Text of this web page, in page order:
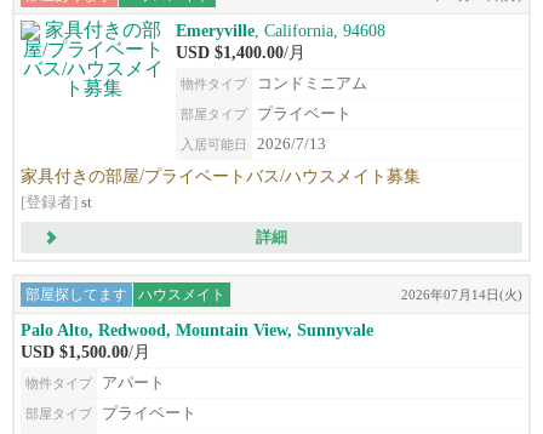
Emeryville , California, 94608
USD $1,400.00/月
物件タイプ コンドミニアム
部屋タイプ プライベート
入居可能日 2026/7/13
家具付きの部屋/プライベートバス/ハウスメイト募集
[登録者] st
詳細
部屋探してます ハウスメイト 2026年07月14日(火)
Palo Alto, Redwood, Mountain View, Sunnyvale
USD $1,500.00/月
物件タイプ アパート
部屋タイプ プライベート